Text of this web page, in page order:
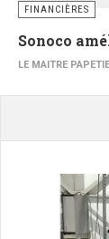
FINANCIÈRES
Sonoco
LE MAITRE